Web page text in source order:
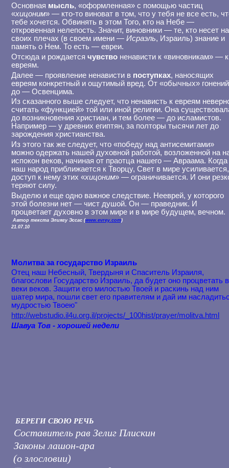
Основная мысль, «оформленная» с помощью частиц
«хицоним» — кто-то виноват в том, что у тебя не все есть,
тебе хочется. Обвинять в этом Того, кто на Небе —
откровенная нелепость. Значит, виновники — те, кто несет на
своих плечах (в своем имени —Исраэль, Израиль) знание и
память о Нем. То есть — евреи.
Отсюда и рождаетсячувство ненависти к «виновникам» — к
евреям.
Далее — проявление ненависти в поступках, наносящих
евреям конкретный и ощутимый вред. От «обычных»
до — Освенцима.
Из сказанного выше следует, что ненависть к евреям
считать «функцией» той или иной религии. Она
до возникновения христиан, и тем более — до исламистов.
Например — у древних египтян, за полторы тысячи лет до
зарождения христианства.
Из этого так же следует, что «победу над антисемитами»
можно одержать нашей духовной работой, возложенной на
испокон веков, начиная от праотца нашего — Авраама. Когда
наш народ приближается к Творцу, Свет в мире
доступ к нему этих «хицоним» — ограничивается. И они
теряют силу.
Выделю и еще одно важное следствие. Нееврей, у которого
этой болезни нет — чист душой. Он — праведник. И
процветает духовно в этом мире и в мире будущем, вечном.
Автор текста Элиягу Эссас (www.evrey.com)
21.07.10
Молитва за государство Израиль
Отец наш Небесный, Твердыня и Спаситель Израиля,
благослови Государство Израиль, да будет оно процветать
веки веков. Защити его милостью Твоей и раскинь над ним
шатер мира, пошли свет его правителям и дай им
мудростью Твоею"
http://webstudio.il4u.org.il/projects/_100hist/prayer/molitva.html
Шавуа Тов - хорошей недели
БЕРЕГИ СВОЮ РЕЧЬ
Составитель рав Зелиг Плискин
Законы лашон-ара
(о злословии)